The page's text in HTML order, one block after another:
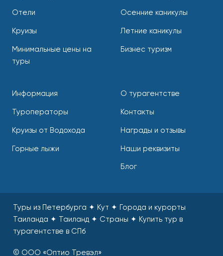
Отели
Круизы
Минимальные цены на
туры
Осенние каникулы
Летние каникулы
Бизнес туризм
Информация
Туроператоры
Круизы от Водохода
Горные лыжи
О турагентстве
Контакты
Награды и отзывы
Наши реквизиты
Блог
Туры из Петербурга ✦ Кут ✦ Города и курорты
Таиланда ✦ Таиланд ✦ Страны ✦ Купить тур в
турагентстве в СПб
© ООО «Оптио Тревэл»